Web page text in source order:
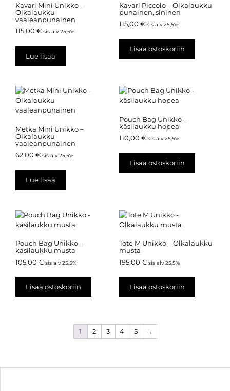
Kavari Mini Unikko –
Olkalaukku
vaaleanpunainen
115,00 € sis alv 25,5%
Lue lisää
Kavari Piccolo – Olkalaukku
punainen, sininen
115,00 € sis alv 25,5%
Lisää ostoskoriin
Metka Mini Unikko –
Olkalaukku
vaaleanpunainen
62,00 € sis alv 25,5%
Lue lisää
Pouch Bag Unikko –
käsilaukku hopea
110,00 € sis alv 25,5%
Lisää ostoskoriin
Pouch Bag Unikko –
käsilaukku musta
105,00 € sis alv 25,5%
Lisää ostoskoriin
Tote M Unikko – Olkalaukku
musta
195,00 € sis alv 25,5%
Lisää ostoskoriin
1 2 3 4 5 →